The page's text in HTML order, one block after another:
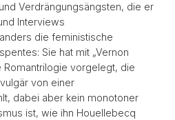
Verdrängungsängsten, die er
Interviews
die feministische
Sie hat mit „Vernon
Romantrilogie vorgelegt, die
von einer
dabei aber kein monotoner
ist, wie ihn Houellebecq